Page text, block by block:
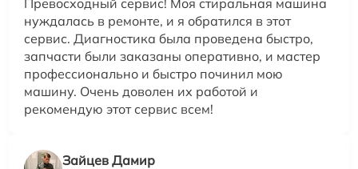
нуждалась в ремонте, и я обратился в этот
сервис. Диагностика была проведена быстро,
запчасти были заказаны оперативно, и мастер
профессионально и быстро починил мою
машину. Очень доволен их работой и
рекомендую этот сервис всем!
Зайцев Дамир